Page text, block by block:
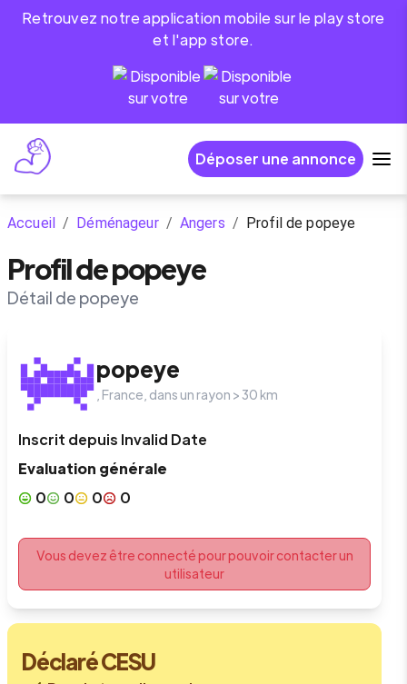
Retrouvez notre application mobile sur le play store
et l'app store.
Déposer une annonce
Accueil / Déménageur / Angers / Profil de popeye
Profil de popeye
Détail de popeye
popeye
France , dans un rayon > 30 km
Inscrit depuis Invalid Date
Evaluation générale
0
0 0 0
Vous devez être connecté pour pouvoir contacter un
utilisateur
Déclaré CESU